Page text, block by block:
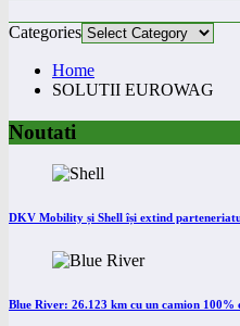
Categories
Home
SOLUTII EUROWAG
Noutati
DKV Mobility și Shell își extind
Blue River: 26.123 km cu un camion